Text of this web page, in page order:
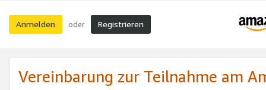
Anmelden oder Registrieren
Vereinbarung zur Teilnahme am